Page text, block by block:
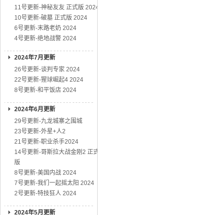
11号更新-神秘友友 正式版 2024
10号更新-破墓 正式版 2024
6号更新-末路老奶 2024
4号更新-绝地战警 2024
2024年7月更新
26号更新-谈判专家 2024
22号更新-猩球崛起4 2024
8号更新-和平饭店 2024
2024年6月更新
29号更新-九龙城寨之围城
23号更新-外星+人2
21号更新-职业杀手2024
14号更新-哥斯拉大战金刚2 正式
版
8号更新-美国内战 2024
7号更新-我们一起摇太阳 2024
2号更新-特技狂人 2024
2024年5月更新